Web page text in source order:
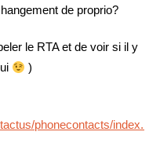
de proprio?
le RTA et de voir si il y
)
phonecontacts/